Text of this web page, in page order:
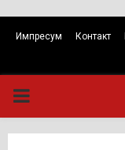
Импресум Контакт
PRIMARY
MENU